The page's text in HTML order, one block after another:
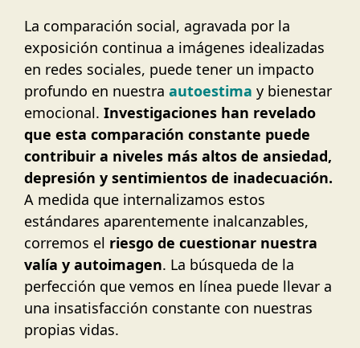
La comparación social, agravada por la
exposición continua a imágenes idealizadas
en redes sociales, puede tener un impacto
profundo en nuestra autoestima y bienestar
emocional. Investigaciones han revelado
que esta comparación constante puede
contribuir a niveles más altos de ansiedad,
depresión y sentimientos de inadecuación.
A medida que internalizamos estos
estándares aparentemente inalcanzables,
corremos el riesgo de cuestionar nuestra
valía y autoimagen. La búsqueda de la
perfección que vemos en línea puede llevar a
una insatisfacción constante con nuestras
propias vidas.